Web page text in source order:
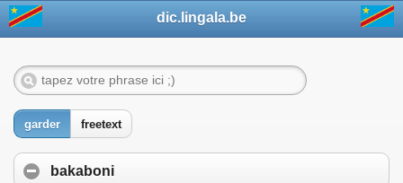
dic.lingala.be
garder freetext
bakaboni